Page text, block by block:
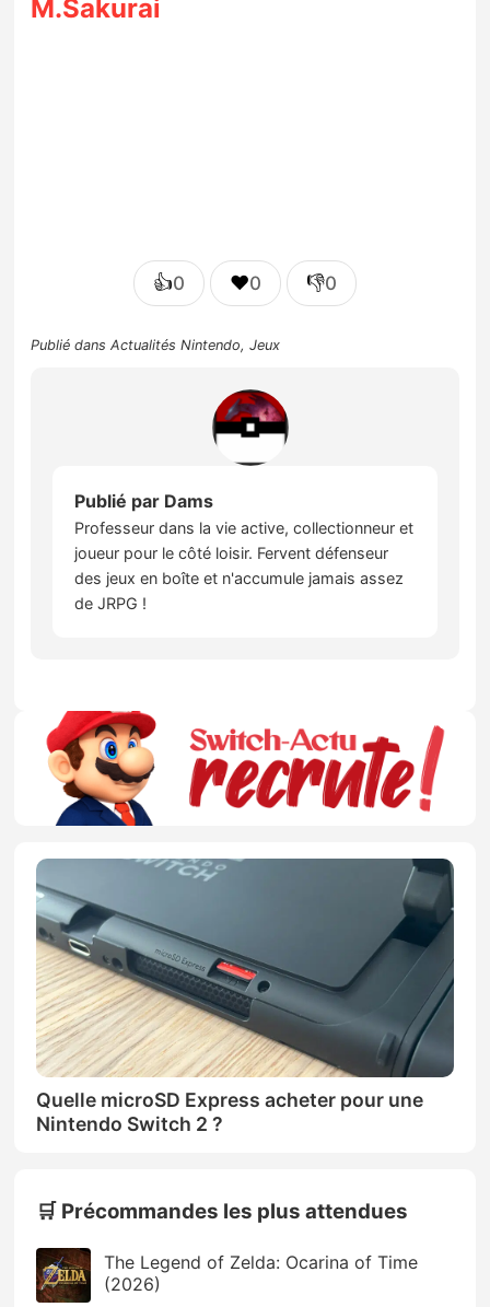
M.Sakurai
👍0 ❤️0 👎0
Publié dansActualités Nintendo,Jeux
Publié par Dams
Professeur dans la vie active, collectionneur et
joueur pour le côté loisir. Fervent défenseur
des jeux en boîte et n'accumule jamais assez
de JRPG !
Quelle microSD Express acheter pour une
Nintendo Switch 2 ?
🛒 Précommandes les plus attendues
The Legend of Zelda: Ocarina of Time
(2026)